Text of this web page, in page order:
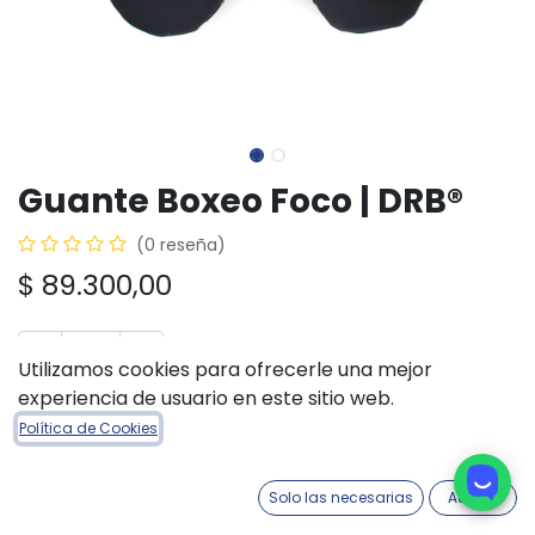
Guante Boxeo Foco | DRB®
(0 reseña)
$ 89.300,00
AÑADIR A LA CESTA COMPRAR AHORA
Añadir a lista de deseos
Fecha aproximada de ingreso: 30/10/2026
Utilizamos cookies para ofrecerle una mejor
experiencia de usuario en este sitio web.
Política de Cookies
Solo las necesarias Acepto